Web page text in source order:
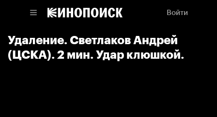
Войти
Удаление. Светлаков Андрей
(ЦСКА). 2 мин. Удар клюшкой.